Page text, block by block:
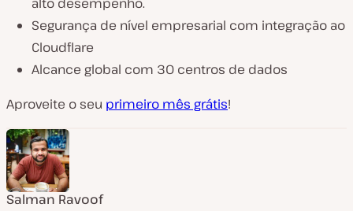
Segurança de nível empresarial com integração ao
Cloudflare
Alcance global com 30 centros de dados
Aproveite o seu primeiro mês grátis!
Salman Ravoof